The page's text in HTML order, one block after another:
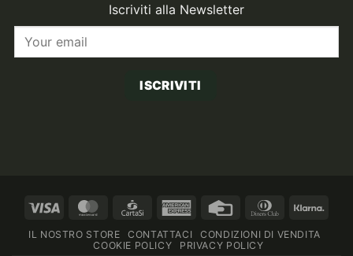
Iscriviti alla Newsletter
ISCRIVITI
Visa MasterCardCartaSi
American Credit
Dinners
IL NOSTRO STORE CONTATTACI
CONDIZIONI DI VENDITA
COOKIE POLICY
PRIVACY POLICY